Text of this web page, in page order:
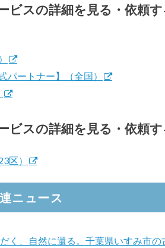
ビスの詳細を見る・依頼す
パートナー】（全国）
ビスの詳細を見る・依頼す
区）
ニュース
く、自然に還る。千葉県いすみ市